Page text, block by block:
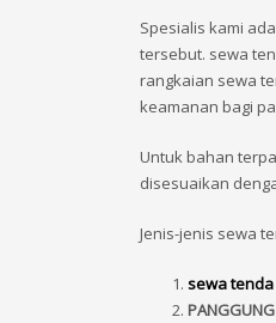
Spesialis kami
tersebut. sewa
rangkaian sewa
keamanan bagi
Untuk bahan
disesuaikan
Jenis-jenis sewa
sewa